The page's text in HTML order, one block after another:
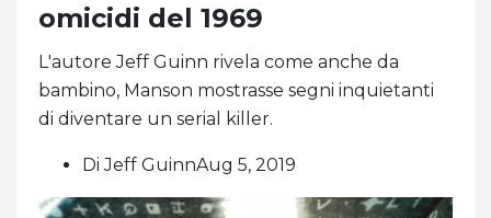
omicidi del 1969
L'autore Jeff Guinn rivela come anche da
bambino, Manson mostrasse segni inquietanti
di diventare un serial killer.
Di Jeff GuinnAug 5, 2019